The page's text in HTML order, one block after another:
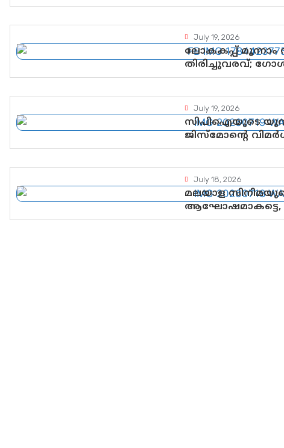
July 19, 2026
ലോകകപ്പ് മൂന്നാം
തിരിച്ചുവരവ്;
July 19, 2026
സിപിഐയുടെ
ജിസ്മോന്റെ
July 18, 2026
മലയാള
ആഘോഷമാകട്ടെ,